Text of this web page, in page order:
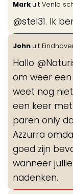
lijst
Mark uit Venlo
@stel31. Ik
John uit
Hallo
om weer een
weet nog
een keer
paren only
Azzurra
goed zijn
wanneer
nadenken.